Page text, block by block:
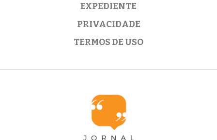
EXPEDIENTE
PRIVACIDADE
TERMOS DE USO